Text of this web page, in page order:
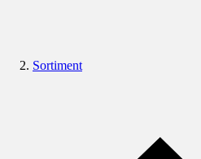
Sortiment